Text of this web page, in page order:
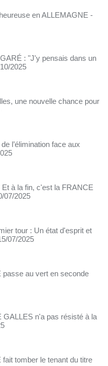
en ALLEMAGNE -
: "J'y pensais dans un
2025
une nouvelle chance pour
l’élimination face aux
à la fin, c'est la FRANCE
07/2025
tour : Un état d'esprit et
07/2025
passe au vert en seconde
GALLES n'a pas résisté à la
tomber le tenant du titre